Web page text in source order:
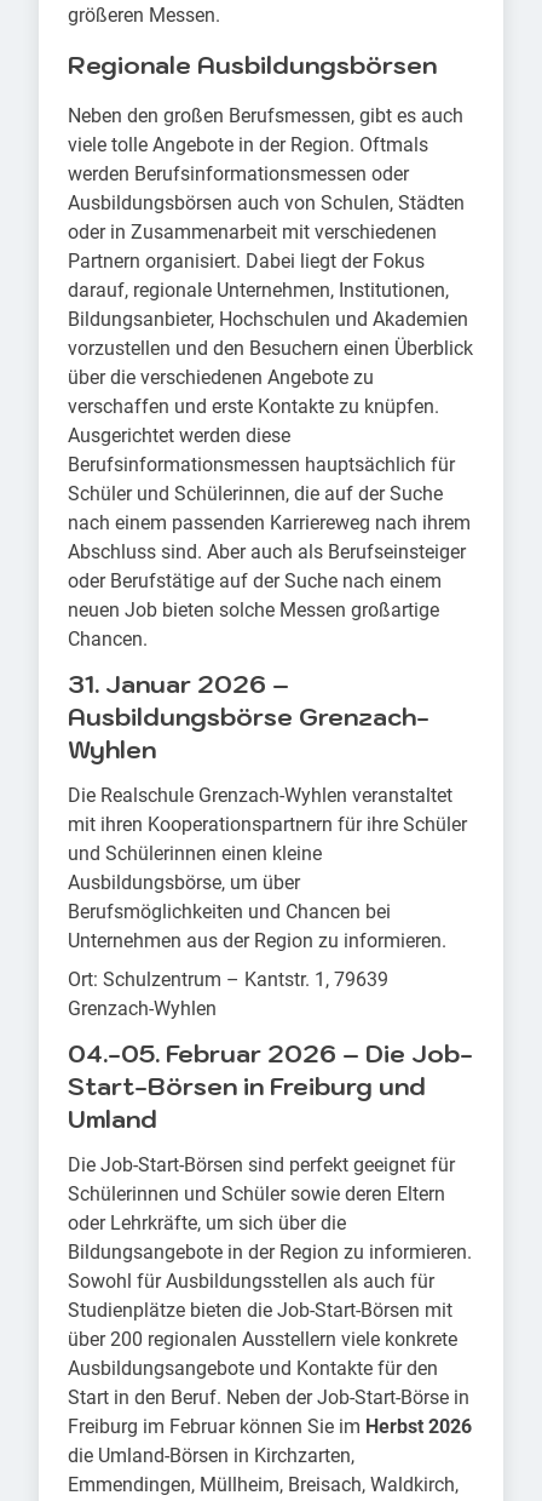
größeren Messen.
Regionale Ausbildungsbörsen
Neben den großen Berufsmessen, gibt es auch
viele tolle Angebote in der Region. Oftmals
werden Berufsinformationsmessen oder
Ausbildungsbörsen auch von Schulen, Städten
oder in Zusammenarbeit mit verschiedenen
Partnern organisiert. Dabei liegt der Fokus
darauf, regionale Unternehmen, Institutionen,
Bildungsanbieter, Hochschulen und Akademien
vorzustellen und den Besuchern einen Überblick
über die verschiedenen Angebote zu
verschaffen und erste Kontakte zu knüpfen.
Ausgerichtet werden diese
Berufsinformationsmessen hauptsächlich für
Schüler und Schülerinnen, die auf der Suche
nach einem passenden Karriereweg nach ihrem
Abschluss sind. Aber auch als Berufseinsteiger
oder Berufstätige auf der Suche nach einem
neuen Job bieten solche Messen großartige
Chancen.
31. Januar 2026 –
Ausbildungsbörse Grenzach-
Wyhlen
Die Realschule Grenzach-Wyhlen veranstaltet
mit ihren Kooperationspartnern für ihre Schüler
und Schülerinnen einen kleine
Ausbildungsbörse, um über
Berufsmöglichkeiten und Chancen bei
Unternehmen aus der Region zu informieren.
Ort: Schulzentrum – Kantstr. 1, 79639
Grenzach-Wyhlen
04.-05. Februar 2026 – Die Job-
Start-Börsen in Freiburg und
Umland
Die Job-Start-Börsen sind perfekt geeignet für
Schülerinnen und Schüler sowie deren Eltern
oder Lehrkräfte, um sich über die
Bildungsangebote in der Region zu informieren.
Sowohl für Ausbildungsstellen als auch für
Studienplätze bieten die Job-Start-Börsen mit
über 200 regionalen Ausstellern viele konkrete
Ausbildungsangebote und Kontakte für den
Start in den Beruf. Neben der Job-Start-Börse in
Freiburg im Februar können Sie im Herbst 2026
die Umland-Börsen in Kirchzarten,
Emmendingen, Müllheim, Breisach, Waldkirch,